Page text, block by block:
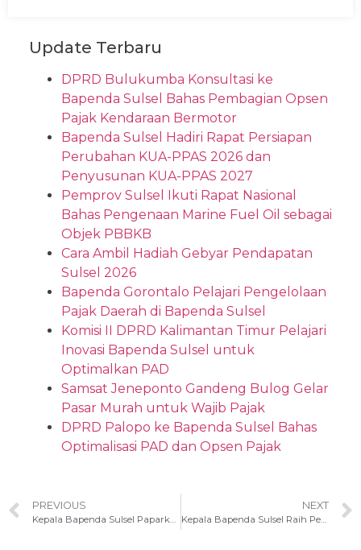
Update Terbaru
DPRD Bulukumba Konsultasi ke
Bapenda Sulsel Bahas Pembagian Opsen
Pajak Kendaraan Bermotor
Bapenda Sulsel Hadiri Rapat Persiapan
Perubahan KUA-PPAS 2026 dan
Penyusunan KUA-PPAS 2027
Pemprov Sulsel Ikuti Rapat Nasional
Bahas Pengenaan Marine Fuel Oil sebagai
Objek PBBKB
Cara Ambil Hadiah Gebyar Pendapatan
Sulsel 2026
Bapenda Gorontalo Pelajari Pengelolaan
Pajak Daerah di Bapenda Sulsel
Komisi II DPRD Kalimantan Timur Pelajari
Inovasi Bapenda Sulsel untuk
Optimalkan PAD
Samsat Jeneponto Gandeng Bulog Gelar
Pasar Murah untuk Wajib Pajak
DPRD Palopo ke Bapenda Sulsel Bahas
Optimalisasi PAD dan Opsen Pajak
PREVIOUS
Kepala Bapenda Sulsel Paparkan Pabeta pada Laptim Nasional Tingkat II di Kaltim
NEXT
Kepala Bapenda Sulsel Raih Peserta Terbaik III pada Diklatpimnas